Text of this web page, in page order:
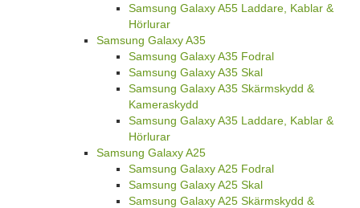
Samsung Galaxy A55 Laddare, Kablar &
Hörlurar
Samsung Galaxy A35
Samsung Galaxy A35 Fodral
Samsung Galaxy A35 Skal
Samsung Galaxy A35 Skärmskydd &
Kameraskydd
Samsung Galaxy A35 Laddare, Kablar &
Hörlurar
Samsung Galaxy A25
Samsung Galaxy A25 Fodral
Samsung Galaxy A25 Skal
Samsung Galaxy A25 Skärmskydd &